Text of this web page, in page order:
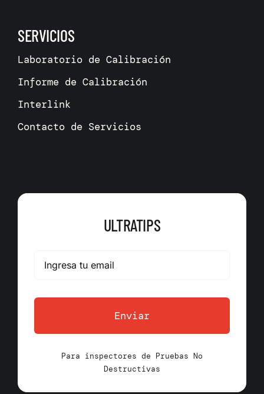
SERVICIOS
Laboratorio de Calibración
Informe de Calibración
Interlink
Contacto de Servicios
ULTRATIPS
Enviar
Para inspectores de Pruebas No
Destructivas